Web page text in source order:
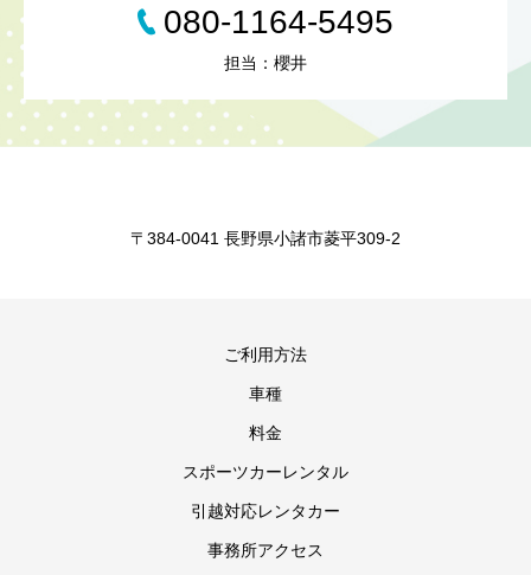
080-1164-5495
担当：櫻井
〒384-0041 長野県小諸市菱平309-2
ご利用方法
車種
料金
スポーツカーレンタル
引越対応レンタカー
事務所アクセス